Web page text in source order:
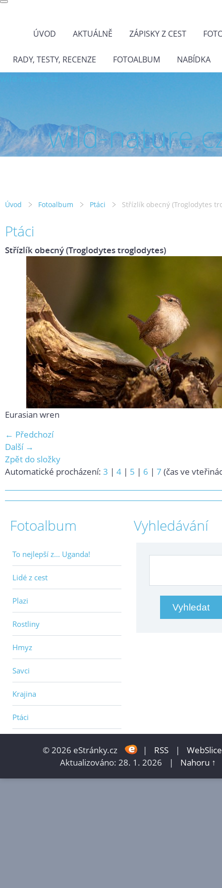
ÚVOD AKTUÁLNĚ ZÁPISKY Z CEST
RADY, TESTY, RECENZE FOTOALBUM NABÍDKA
wild-
Úvod Fotoalbum Ptáci Střízlík obecný (Troglodytes
Ptáci
Střízlík obecný (Troglodytes troglodytes)
Eurasian wren
← Předchozí
Další →
Zpět do složky
Automatické procházení: 3 | 4 | 5 | 6 | 7 (čas ve
Fotoalbum
To nejlepší z... Uganda!
Lidé z cest
Plazi
Rostliny
Hmyz
Savci
Krajina
Ptáci
Vyhledávání
© 2026 eStránky.cz | RSS |
WebSlice
Aktualizováno: 28. 1. 2026
| Nahoru ↑